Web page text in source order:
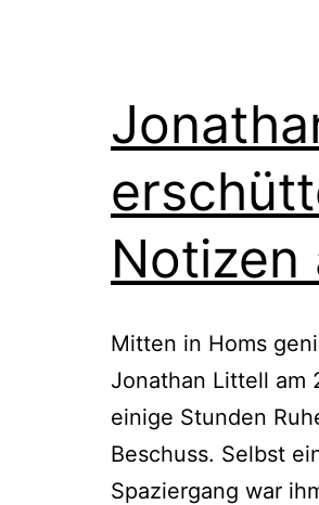
Notizen
Mitten in Homs
Jonathan Littell am
einige Stunden
Beschuss. Selbst
Spaziergang war